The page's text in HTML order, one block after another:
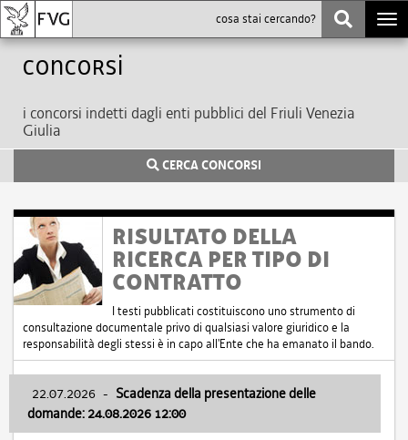
Concorsi
i concorsi indetti dagli enti pubblici del Friuli Venezia
Giulia
CERCA CONCORSI
RISULTATO DELLA
RICERCA PER TIPO DI
CONTRATTO
I testi pubblicati costituiscono uno strumento di
consultazione documentale privo di qualsiasi valore giuridico e la
responsabilità degli stessi è in capo all'Ente che ha emanato il bando.
22.07.2026 - Scadenza della presentazione delle
domande: 24.08.2026 12:00